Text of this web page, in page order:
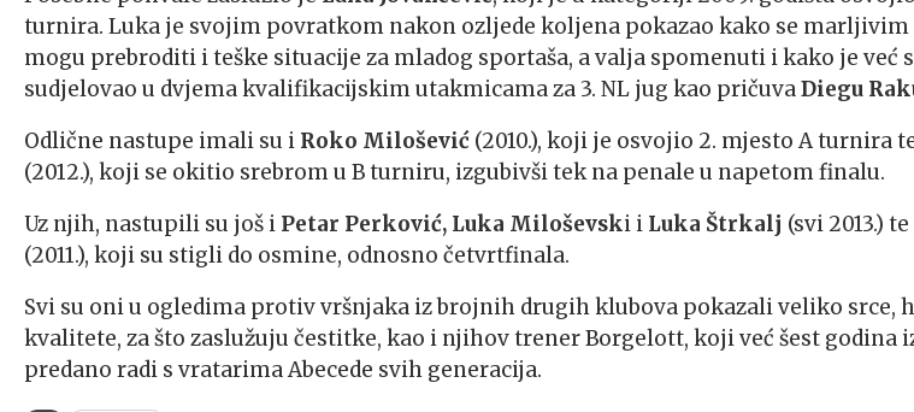
turnira. Luka je svojim povratkom nakon ozljede koljena pokazao kako se
mogu prebroditi i teške situacije za mladog sportaša, a valja spomenuti i kako je već
sudjelovao u dvjema kvalifikacijskim utakmicama za 3. NL jug kao pričuvaDiegu
Odlične nastupe imali su i Roko Milošević (2010.), koji je osvojio 2. mjesto A turnira
(2012.), koji se okitio srebrom u B turniru, izgubivši tek na penale u napetom finalu.
Uz njih, nastupili su još i Petar Perković, Luka Miloševski i Luka Štrkalj (svi 2013.) te
(2011.), koji su stigli do osmine, odnosno četvrtfinala.
Svi su oni u ogledima protiv vršnjaka iz brojnih drugih klubova pokazali veliko srce,
kvalitete, za što zaslužuju čestitke, kao i njihov trener Borgelott, koji već šest godina
predano radi s vratarima Abecede svih generacija.